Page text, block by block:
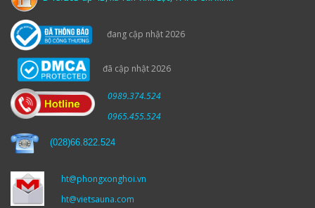
đang cập nhật 2026
đã cập nhật 2026
0989.374.524
0965.455.524
(028)66.822.524
ht@phongxonghoi.vn
ht@vietsauna.com